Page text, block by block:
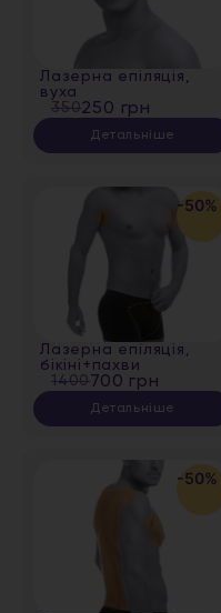
Лазерна епіляція,
вуха
350250 грн
Детальніше
Лазерна епіляція,
бікіні+пахви
1400700 грн
Детальніше
-50%
-50%